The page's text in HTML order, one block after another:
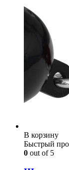
В корзину
Быстрый
0 out of 5